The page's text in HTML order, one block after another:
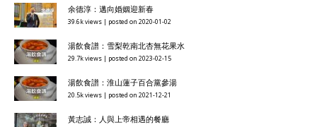
余德淳：邁向婚姻迎新春
39.6k views | posted on 2020-01-02
湯飲食譜：雪梨乾南北杏無花果水
29.7k views | posted on 2023-02-15
湯飲食譜：淮山蓮子百合黨參湯
20.5k views | posted on 2021-12-21
黃志誠：人與上帝相遇的餐廳